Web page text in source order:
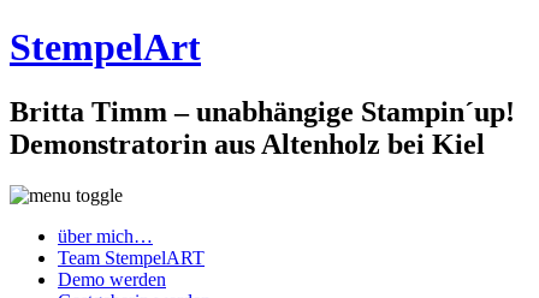
StempelArt
Britta Timm – unabhängige Stampin´up!
Demonstratorin aus Altenholz bei Kiel
über mich…
Team StempelART
Demo werden